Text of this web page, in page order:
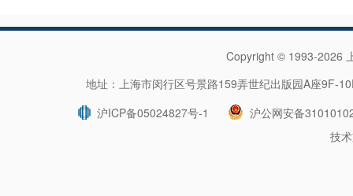
Copyright © 1993-2026
地址：上海市闵行区号景路159弄世纪出版园A座
沪ICP备05024827号-1
沪公网安备
技